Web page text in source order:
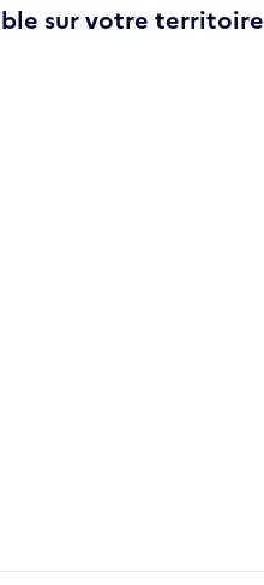
sur votre territoire